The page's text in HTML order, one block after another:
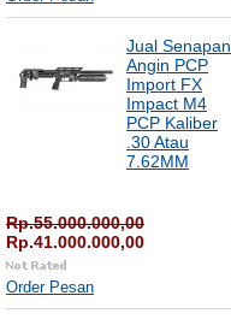
Jual Senapan
Angin PCP
Import FX
Impact M4
PCP Kaliber
.30 Atau
7.62MM
Rp.55.000.000,00
Rp.41.000.000,00
Order Pesan